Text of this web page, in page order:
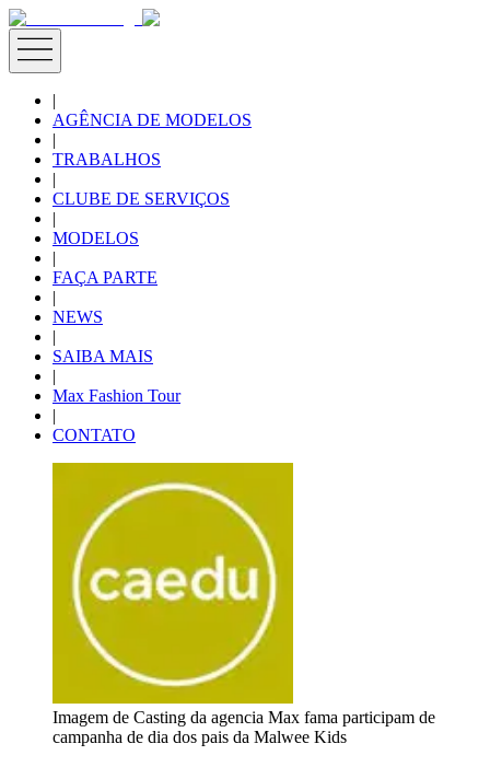
|
AGÊNCIA DE MODELOS
|
TRABALHOS
|
CLUBE DE SERVIÇOS
|
MODELOS
|
FAÇA PARTE
|
NEWS
|
SAIBA MAIS
|
Max Fashion Tour
|
CONTATO
Imagem de Casting da agencia Max fama participam de
campanha de dia dos pais da Malwee Kids